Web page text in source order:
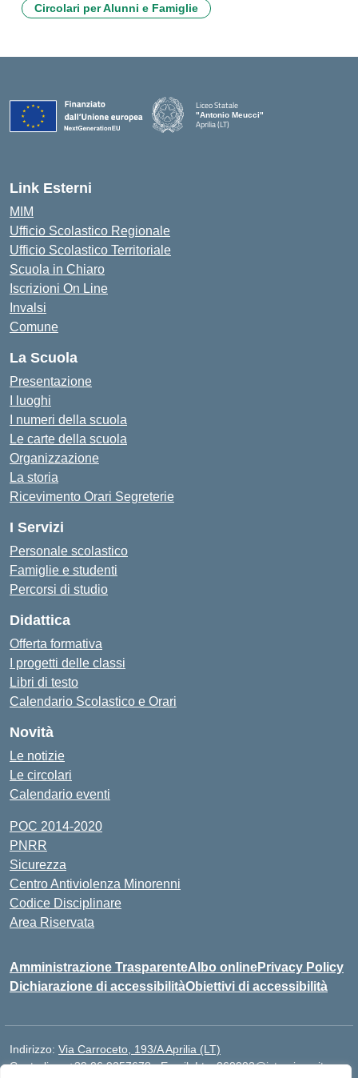
Circolari per Alunni e Famiglie
Liceo Statale
"Antonio Meucci"
Aprilia (LT)
Link Esterni
MIM
Ufficio Scolastico Regionale
Ufficio Scolastico Territoriale
Scuola in Chiaro
Iscrizioni On Line
Invalsi
Comune
La Scuola
Presentazione
I luoghi
I numeri della scuola
Le carte della scuola
Organizzazione
La storia
Ricevimento Orari Segreterie
I Servizi
Personale scolastico
Famiglie e studenti
Percorsi di studio
Didattica
Offerta formativa
I progetti delle classi
Libri di testo
Calendario Scolastico e Orari
Novità
Le notizie
Le circolari
Calendario eventi
POC 2014-2020
PNRR
Sicurezza
Centro Antiviolenza Minorenni
Codice Disciplinare
Area Riservata
Amministrazione TrasparenteAlbo onlinePrivacy Policy
Dichiarazione di accessibilitàObiettivi di accessibilità
Indirizzo: Via Carroceto, 193/A Aprilia (LT)
Centralino:+39 06 9257678 Email:Ltps060002@istruzione.it